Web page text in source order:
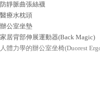
防靜脈曲張絲襪
醫療水枕頭
辦公室坐墊
家居背部伸展運動器(Back Magic)
人體力學的辦公室坐椅(Duorest